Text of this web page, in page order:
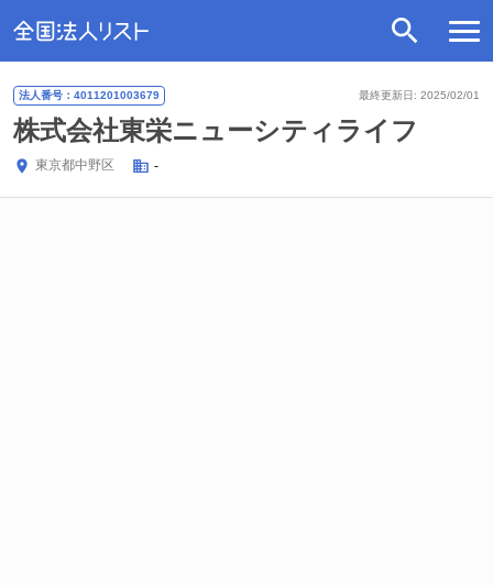
最終更新日: 2025/02/01
法人番号：4011201003679
株式会社東栄ニューシティライフ
東京都中野区 -